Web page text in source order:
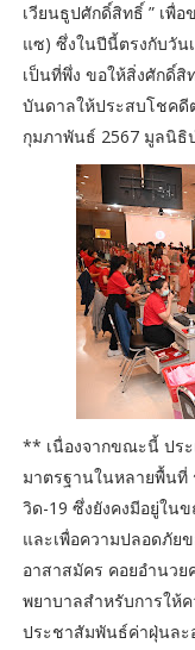
เวียนธูปศักดิ์สิทธิ์ ” เพื่
แซ) ซึ่งในปีนี้ตรงกับวัน
เป็นที่พึ่ง ขอให้สิ่งศักดิ์
บันดาลให้ประสบโชคดี
กุมภาพันธ์ 2567 มูลนิธิ
** เนื่องจากขณะนี้ ประ
มาตรฐานในหลายพื้นที่
วิด-19 ซึ่งยังคงมีอยู่ใน
และเพื่อความปลอดภัย
อาสาสมัคร คอยอำนว
พยาบาลสำหรับการให้
ประชาสัมพันธ์ค่าฝุ่นละ